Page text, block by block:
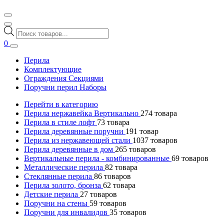
Поиск
товаров
0
Перила
Комплектующие
Ограждения Секциями
Поручни перил Наборы
Перейти в категорию
Перила нержавейка Вертикально 274 товара
Перила в стиле лофт 73 товара
Перила деревянные поручни 191 товар
Перила из нержавеющей стали 1037 товаров
Перила деревянные в дом 265 товаров
Вертикальные перила - комбинированные 69 товаров
Металлические перила 82 товара
Стеклянные перила 86 товаров
Перила золото, бронза 62 товара
Детские перила 27 товаров
Поручни на стены 59 товаров
Поручни для инвалидов 35 товаров